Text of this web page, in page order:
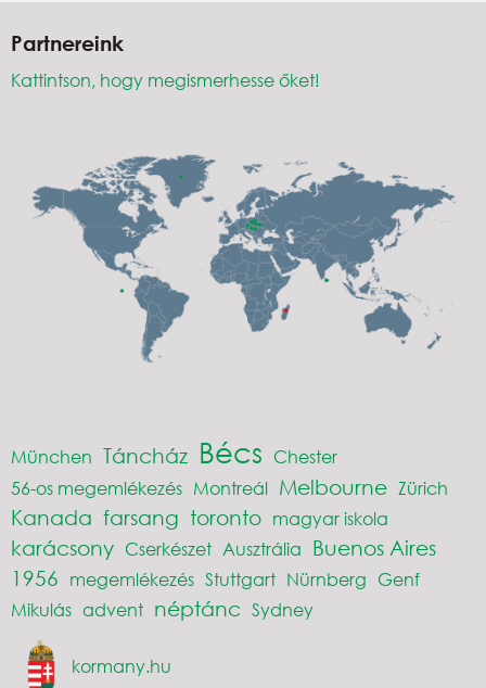
Partnereink
Kattintson, hogy megismerhesse őket!
München Táncház Bécs Chester
56-os megemlékezés Montreál Melbourne Zürich
Kanada farsang toronto magyar iskola
karácsony Cserkészet Ausztrália Buenos Aires
1956 megemlékezés Stuttgart Nürnberg Genf
Mikulás advent néptánc Sydney
kormany.hu